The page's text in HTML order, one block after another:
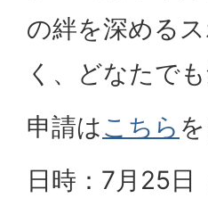
の絆を深める
く、どなたで
申請はこちら
日時：7月25日